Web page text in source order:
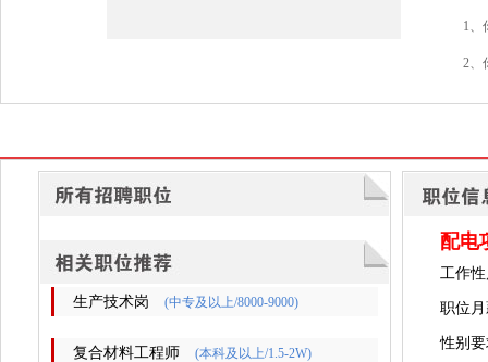
1、
2、
生产技术岗 (中专及以上/8000-9000)
复合材料工程师 (本科及以上/1.5-2W)
配电
工作
职位
性别